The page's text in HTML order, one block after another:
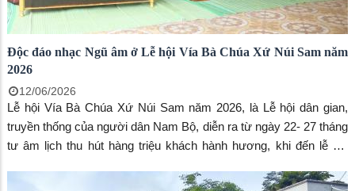
Độc đáo nhạc Ngũ âm ở Lễ hội Vía Bà Chúa Xứ Núi Sam năm
2026
12/06/2026
Lễ hội Vía Bà Chúa Xứ Núi Sam năm 2026, là Lễ hội dân gian,
truyền thống của người dân Nam Bộ, diễn ra từ ngày 22- 27 tháng
tư âm lịch thu hút hàng triệu khách hành hương, khi đến lễ hội
hội như: Lễ khai hội, Lễ Phục hiện rước tượng Bà, Lễ Tắm Bà, Lễ